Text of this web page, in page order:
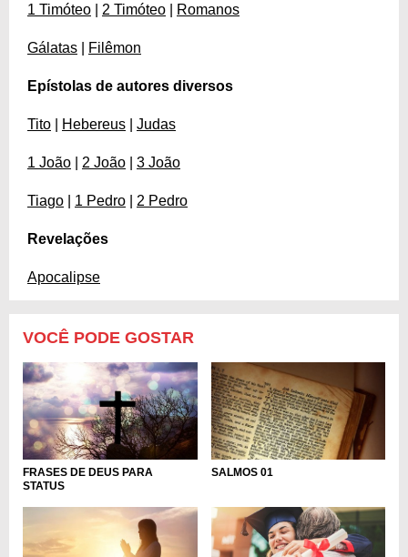
1 Timóteo 2 Timóteo Romanos
Gálatas Filêmon
Epístolas de autores diversos
Tito Hebereus Judas
1 João 2 João 3 João
Tiago 1 Pedro 2 Pedro
Revelações
Apocalipse
VOCÊ PODE GOSTAR
FRASES DE DEUS PARA
STATUS
SALMOS 01